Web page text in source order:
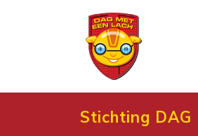
Stichting DAG